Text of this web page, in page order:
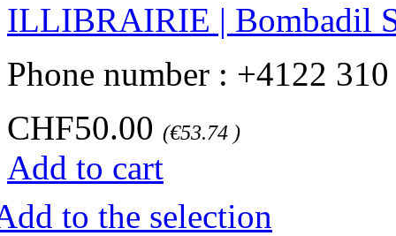
ILLIBRAIRIE | Bombadil
Phone number : +4122
CHF50.00 (€53.74 )
Add to cart
to the selection